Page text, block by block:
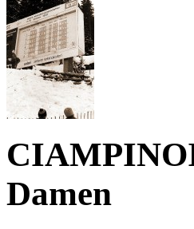
Damen